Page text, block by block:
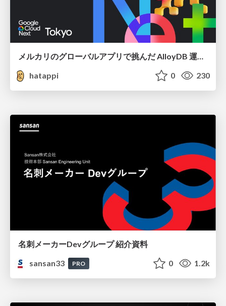
メルカリのグローバルアプリで挑んだ AlloyDB 運用と課題解決の実践記
hatappi
0 230
名刺メーカーDevグループ 紹介資料
sansan33
PRO 0 1.2k